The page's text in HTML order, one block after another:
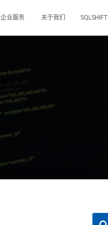
企业服务 关于我们 SQLSHIFT